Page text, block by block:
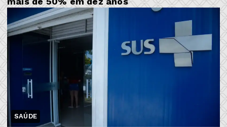
SAÚDE